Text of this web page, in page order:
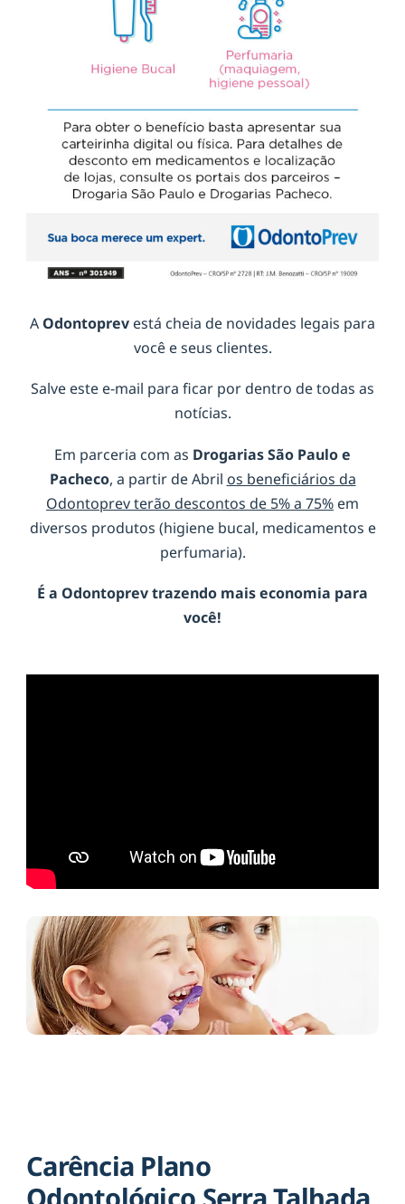
A Odontoprev está cheia de novidades legais para
você e seus clientes.
Salve este e-mail para ficar por dentro de todas as
notícias.
Em parceria com as Drogarias São Paulo e
Pacheco, a partir de Abril os beneficiários da
Odontoprev terão descontos de 5% a 75% em
diversos produtos (higiene bucal, medicamentos e
perfumaria).
É a Odontoprevtrazendo mais economia para
você!
Carência Plano
Odontológico Serra Talhada